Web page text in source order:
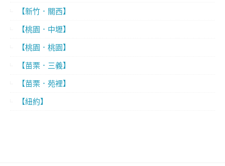
【新竹．關西】
【桃園．中壢】
【桃園．桃園】
【苗栗．三義】
【苗栗．苑裡】
【紐約】